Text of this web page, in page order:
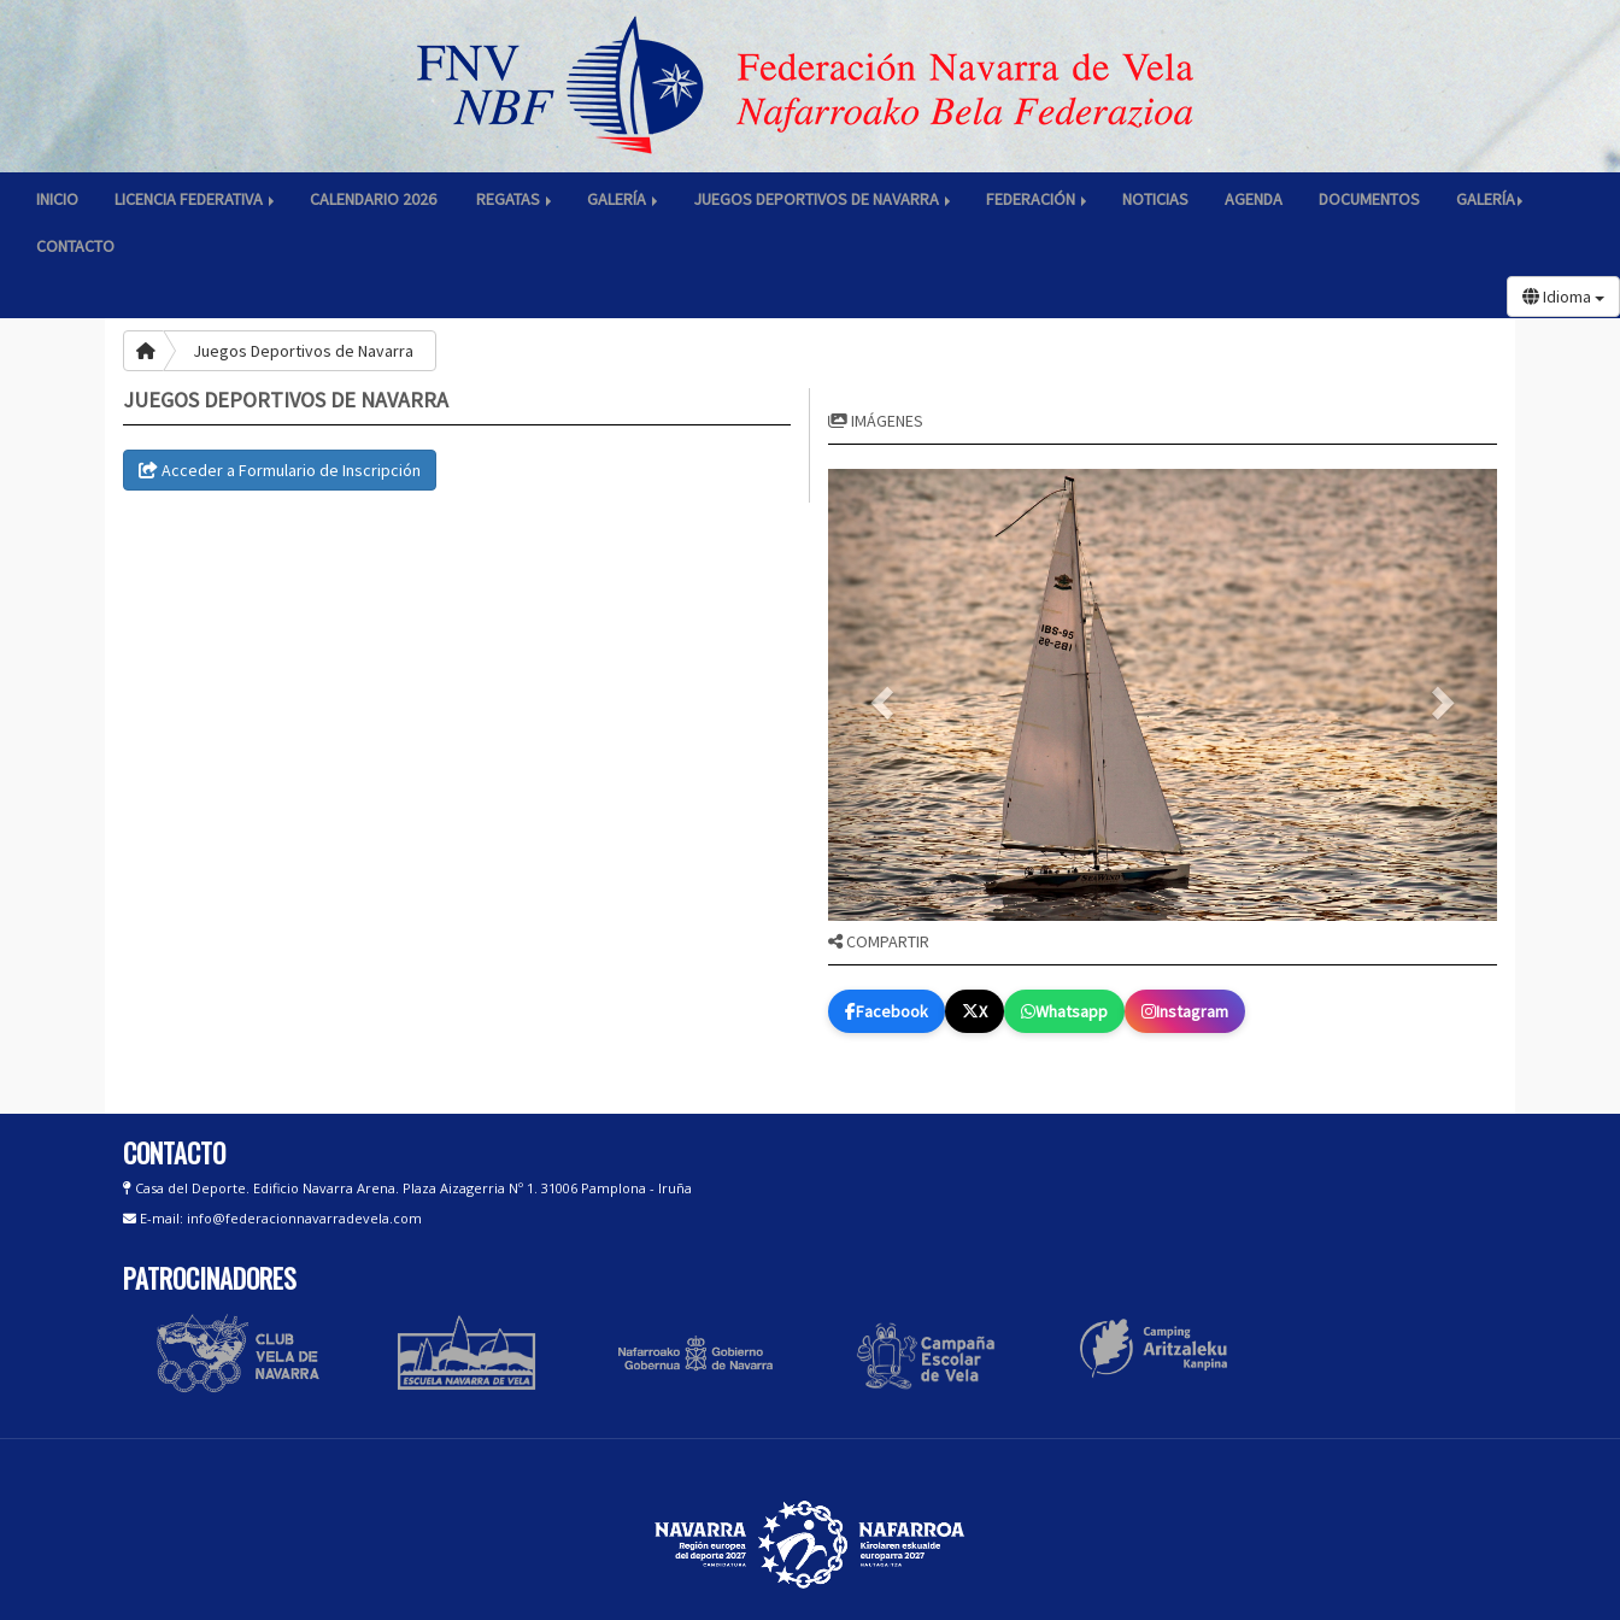
INICIO LICENCIA FEDERATIVA CALENDARIO 2026 REGATAS GALERÍA JUEGOS DEPORTIVOS DE NAVARRA FEDERACIÓN NOTICIAS AGENDA DOCUMENTOS GALERÍA
CONTACTO
Idioma
Juegos Deportivos de Navarra
JUEGOS DEPORTIVOS DE NAVARRA
Acceder a Formulario de Inscripción
IMÁGENES
COMPARTIR
Facebook X Whatsapp Instagram
CONTACTO
Casa del Deporte. Edificio Navarra Arena. Plaza Aizagerria Nº 1. 31006 Pamplona - Iruña
E-mail: info@federacionnavarradevela.com
PATROCINADORES